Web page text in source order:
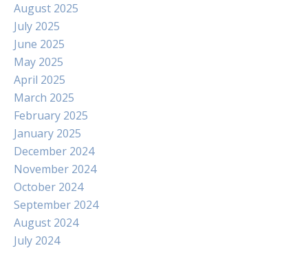
August 2025
July 2025
June 2025
May 2025
April 2025
March 2025
February 2025
January 2025
December 2024
November 2024
October 2024
September 2024
August 2024
July 2024